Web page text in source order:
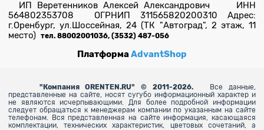
ИП Веретенников Алексей Александрович ИНН
564802353708 ОГРНИП 311565820200310 Адрес:
г.Оренбург, ул.Шоссейная, 24 (ТК "Автоград", 2 этаж, 11
место) тел. 88002001036, (3532) 487-056
ПлатформаAdvantShop
" Компания ORENTEN.RU" © 2011-2026.
Все данные,
представленные на сайте, носят сугубо информационный характер и
не являются исчерпывающими. Для более подробной информации
следует обращаться к менеджерам компании по указанным на сайте
телефонам. Вся представленная на сайте информация, касающаяся
комплектации, технических характеристик, цветовых сочетаний, а